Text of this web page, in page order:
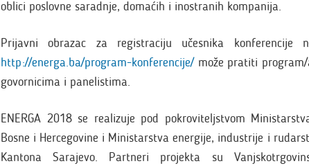
oblici poslovne saradnje, domaćih i inostranih kompanija.
Prijavni obrazac za registraciju učesnika konferencije
http://energa.ba/program-konferencije/ može pratiti
govornicima i panelistima.
ENERGA 2018 se realizuje pod pokroviteljstvom
Bosne i Hercegovine i Ministarstva energije, industrije i
Kantona Sarajevo. Partneri projekta su